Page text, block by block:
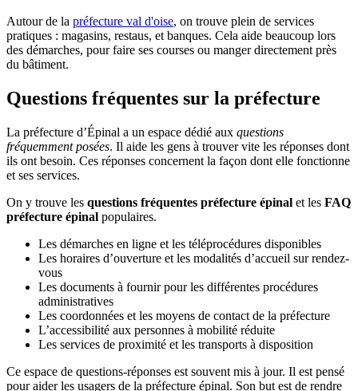
Autour de la préfecture val d'oise, on trouve plein de services
pratiques : magasins, restaus, et banques. Cela aide beaucoup lors
des démarches, pour faire ses courses ou manger directement près
du bâtiment.
Questions fréquentes sur la préfecture
La préfecture d’Épinal a un espace dédié aux questions
fréquemment posées. Il aide les gens à trouver vite les réponses dont
ils ont besoin. Ces réponses concernent la façon dont elle fonctionne
et ses services.
On y trouve les questions fréquentes préfecture épinal et les FAQ
préfecture épinal populaires.
Les démarches en ligne et les téléprocédures disponibles
Les horaires d’ouverture et les modalités d’accueil sur rendez-
vous
Les documents à fournir pour les différentes procédures
administratives
Les coordonnées et les moyens de contact de la préfecture
L’accessibilité aux personnes à mobilité réduite
Les services de proximité et les transports à disposition
Ce espace de questions-réponses est souvent mis à jour. Il est pensé
pour aider les usagers de la préfecture épinal. Son but est de rendre